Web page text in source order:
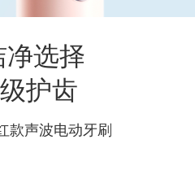
净选择
护齿
款声波电动牙刷